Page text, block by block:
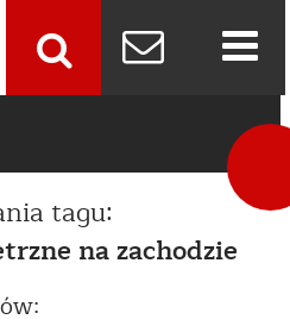
tagu:
na zachodzie